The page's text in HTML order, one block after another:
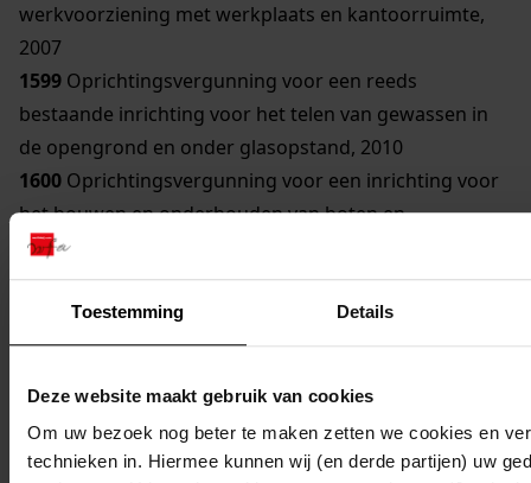
Toestemming Details
Deze website maakt gebruik van cookies
Om uw bezoek nog beter te maken zetten we cookies en
technieken in. Hiermee kunnen wij (en derde partijen) uw
werkvoorziening met werkplaats en kantoorruimte,
2007
1599 Oprichtingsvergunning voor een reeds
bestaande inrichting voor het telen van gewassen in
de opengrond en onder glasopstand, 2010
1600 Oprichtingsvergunning voor een inrichting voor
het bouwen en onderhouden van boten en
toebehoren, 2009
1601Verandering van de vergunning voor een
metaalbewerkingsbedrijf, 2006
1602Revisievergunning voor het in werking hebben
1603 Verandering van de vergunning voor een